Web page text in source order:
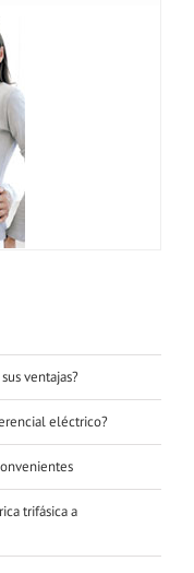
ventajas?
eléctrico?
trifásica a